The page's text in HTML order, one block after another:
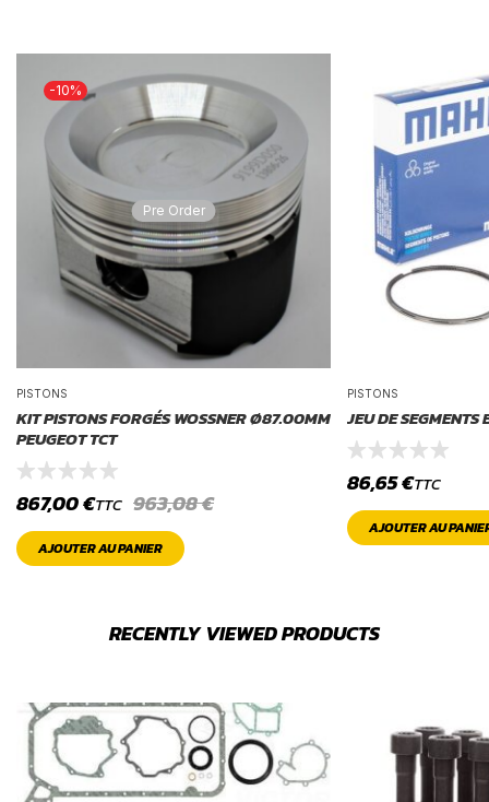
-10%
Pre Order
PISTONS
KIT PISTONS FORGÉS WOSSNER Ø87.00MM
PEUGEOT TCT
963,08€
867,00€TTC
AJOUTER AU PANIER
PISTONS
JEU DE
86,65€TTC
AJOUTER AU
RECENTLY VIEWED PRODUCTS